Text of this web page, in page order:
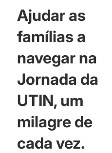
Ajudar as
famílias a
navegar na
Jornada da
UTIN, um
milagre de
cada vez.